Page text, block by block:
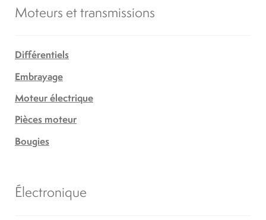
Moteurs et transmissions
Différentiels
Embrayage
Moteur électrique
Pièces moteur
Bougies
Électronique